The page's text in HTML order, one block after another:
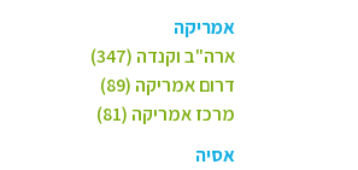
אמריקה
ארה"ב וקנדה (347)
דרום אמריקה (89)
מרכז אמריקה (81)
אסיה